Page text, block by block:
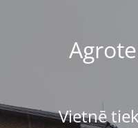
Vietnē